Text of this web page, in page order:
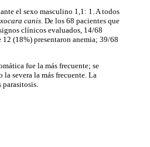
el sexo masculino 1,1: 1. A todos
canis. De los 68 pacientes que
clínicos evaluados, 14/68
(18%) presentaron anemia; 39/68
fue la más frecuente; se
severa la más frecuente. La
parasitosis.